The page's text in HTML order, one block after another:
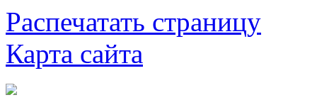
Распечатать страницу
Карта сайта